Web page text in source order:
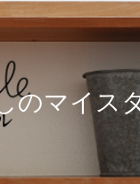
のマイス